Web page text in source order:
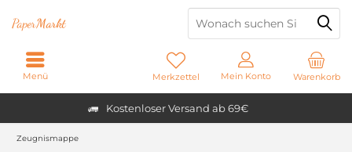
Kostenloser Versand ab 69€
PaperMarkt
Warenkorb
Merkzettel Mein Konto
Menü
Zeugnismappe